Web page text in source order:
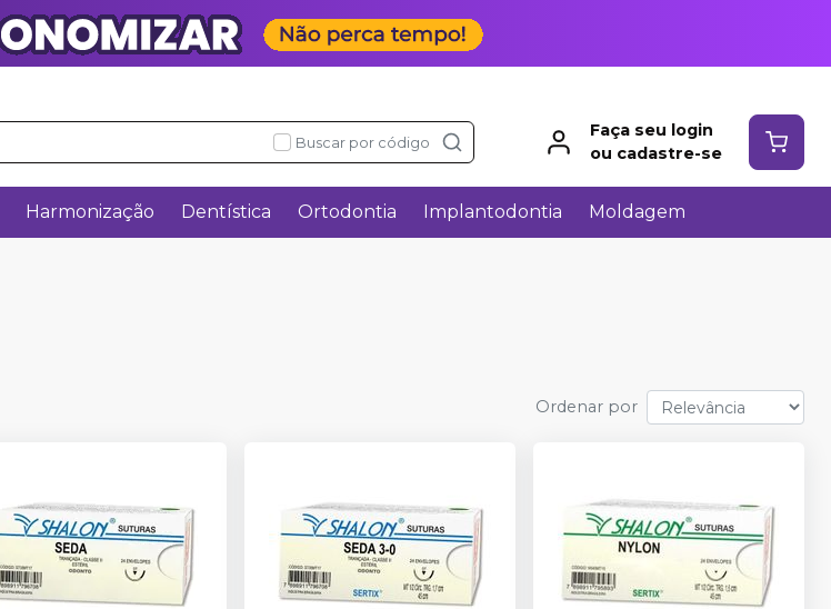
Buscar por código
Faça seu login
ou cadastre-se
Harmonização Dentística Ortodontia Implantodontia Moldagem
Ordenar por